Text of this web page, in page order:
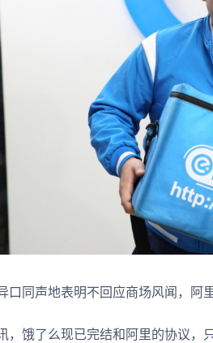
口同声地表明不回应商场风闻，阿
，饿了么现已完结和阿里的协议，